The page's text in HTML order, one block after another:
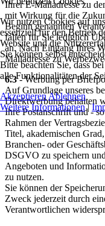
Ihrer E-Mailadresse zu
mit Wirkung für die
Beginn genannten
fallen für Sie lediglich
an. Nach Eingang Ihres
Mailadresse zu
6.3- Werbung per
Auf Grundlage unseres
Direktwerbung behalten
Ihre Postanschrift und -
Rahmen der
Titel, akademischen
Branchen- oder
DSGVO zu speichern
Angeboten und
zu nutzen.
Sie können der
Zweck jederzeit durch
Verantwortlichen
Wir nutzen Cookies auf
essenziell für den Betrieb
Website und die
Sie können selbst
Bitte beachten Sie, dass
alle Funktionalitäten der
AkzeptierenAblehnen
Weitere Informationen|